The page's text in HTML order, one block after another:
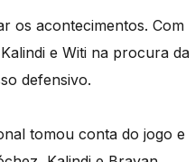
os acontecimentos. Com
e Witi na procura da
defensivo.
tomou conta do jogo e